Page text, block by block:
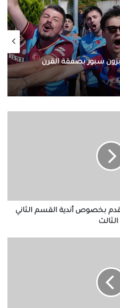
سبور بصفقة القرن
بخصوص أندية القسم الثاني